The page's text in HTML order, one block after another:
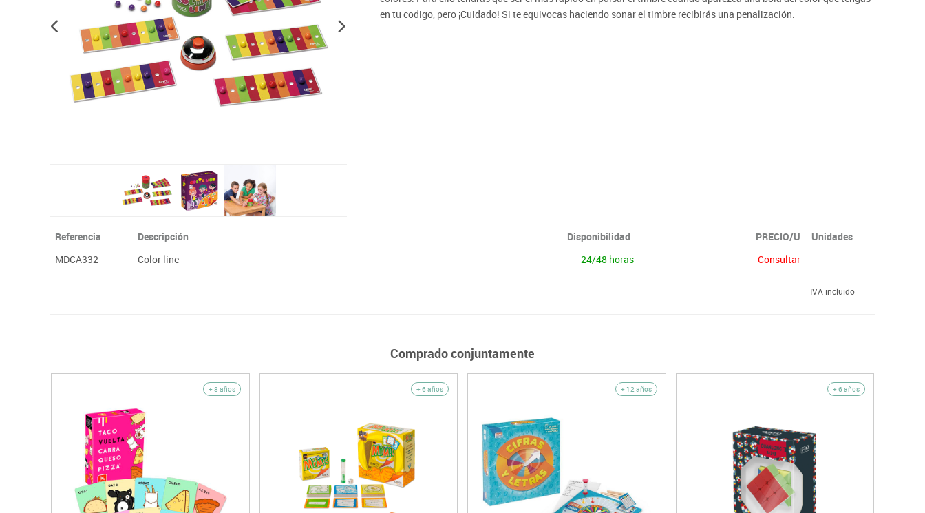
Plastifica, encuaderna, destruye
Papel y manipulados
Lenguaje & idiomas
en tu codigo, pero ¡Cuidado! Si te equivocas haciendo sonar el timbre recibirás una penalización.
Referencia Descripción Disponibilidad PRECIO/U
Unidades
MDCA332
Color line 24/48 horas Consultar
IVA incluido
Comprado conjuntamente
+ 8 años + 6 años + 12 años + 6 años